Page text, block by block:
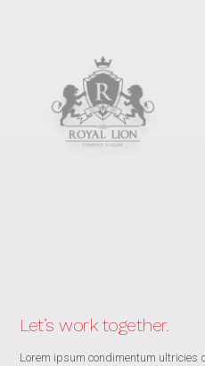
Let’s work together.
Lorem ipsum condimentum ultricies